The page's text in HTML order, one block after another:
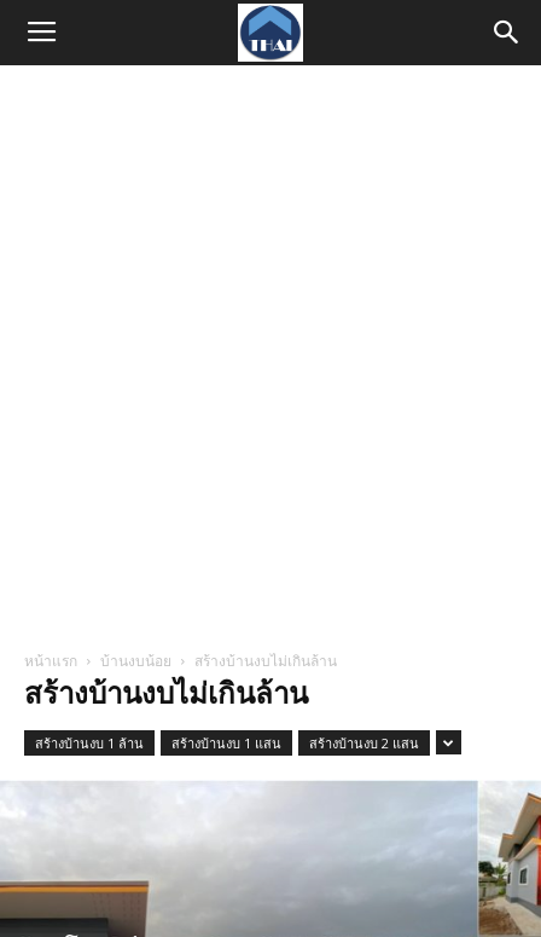
หน้าแรก บ้านงบน้อย สร้างบ้านงบไม่เกินล้าน
สร้างบ้านงบไม่เกินล้าน
สร้างบ้านงบ 1 ล้าน สร้างบ้านงบ 1 แสน สร้างบ้านงบ 2 แสน